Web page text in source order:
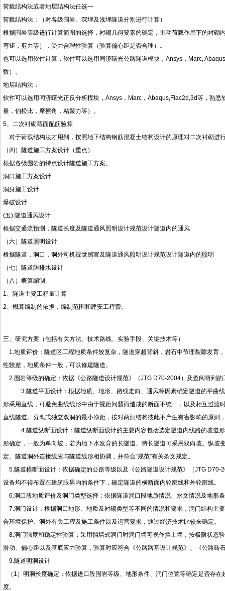
荷载结构法或者地层结构法任选一
荷载结构法：（对各级围岩、深埋及浅埋隧道分别进行计算）
根据围岩等级进行计算简图的选择，衬砌几何要素的确定，主动荷载作用下的衬
弯矩，剪力等），受力合理性验算（验算偏心距是否合理）。
也可以选用软件计算，软件可以选用同济曙光公路隧道模块，Ansys，Marc,
数）。
地层结构法：
软件可以选用同济曙光正反分析模块，Ansys，Marc，Abaqus,Flac2d,3d等，熟
量，伯松比，摩擦角，粘聚力等）。
5、二次衬砌截面配筋验算
对于荷载结构法才用到，按照地下结构钢筋混凝土结构设计的原理对二次衬砌进
（四）隧道施工方案设计（重点）
根据各级围岩的特点设计隧道施工方案。
洞口施工方案设计
洞身施工设计
爆破设计
(五) 隧道通风设计
根据交通流预测，隧道长度及隧道通风照明设计规范设计隧道内的通风
（六）隧道照明设计
根据隧道，洞口，洞外司机视觉感官及隧道通风照明设计规范设计隧道内的照明
（七）隧道防排水设计
（八）概算编制
1、隧道主要工程量计算
2、概算编制的依据，编制范围和建安工程费。
三、研究方案（包括有关方法、技术路线、实验手段、关键技术等）
1.地质评价：隧道区工程地质条件较复杂，隧道穿越背斜，岩石中节理裂隙发育
性较差，地质条件一般，可以修建隧道。
2.围岩等级的确定：依据《公路隧道设计规范》（JTG D70-2004）及查阅得到
3.隧道平面设计：根据地质、地形、路线走向、通风等因素确定隧道的平曲线
形采用直线，可避免曲线线形中由于视距问题而造成的断面不统一，以及相互过
直线隧道。分离式独立双洞的最小净距，按对两洞结构彼此不产生有害影响的原
4.隧道纵断面设计：隧道纵断面设计的主要内容包括选定隧道内线路的坡道形
形确定，一般为单向坡，若为地下水发育的长隧道、特长隧道可采用双向坡。纵
定。隧道洞外连接线应与隧道线形相协调，并符合“规范”有关条文规定。
5.隧道横断面设计：依据确定的公路等级以及《公路隧道设计规范》（JTG
设备均不得布置在建筑眼界内的条件下，确定隧道的横断面内轮廓线和外轮廓线。
6.洞口段地质评价及洞门类型选择：依据隧道洞口段地质情况、水文情况及地形
7.洞门设计：根据洞口地形、地质及衬砌类型等不同的情况和要求，洞门结构主
合环境保护、洞外有关工程及施工条件以及运营要求，通过经济技术比较来确定。
8.洞门强度和稳定性验算：采用挡墙式洞门时洞门墙可视作挡土墙，按极限状态
滑动、偏心距以及基底应力验算，验算时应符合《公路路基设计规范》、《公路
9.隧道明洞设计
（1）明洞长度确定：依据进口段围岩等级、地形条件、洞门位置等确定是否存
度。